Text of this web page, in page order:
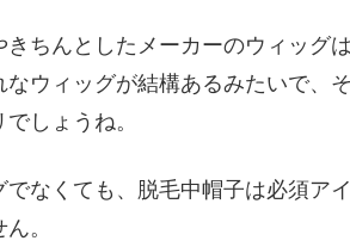
きちんとしたメーカーのウィッグ
なウィッグが結構あるみたいで、
しょうね。
でなくても、脱毛中帽子は必須ア
。